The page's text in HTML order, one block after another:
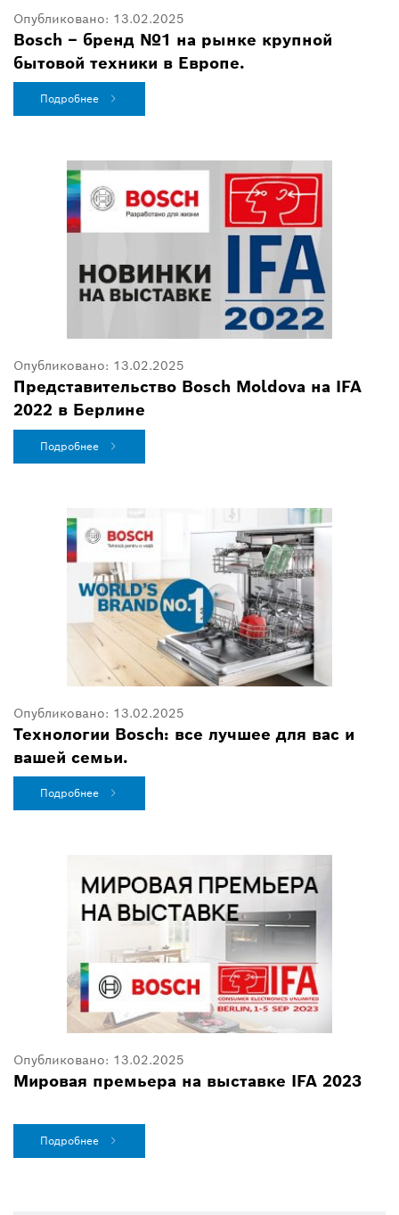
Опубликовано: 13.02.2025
Bosch – бренд №1 на рынке крупной
бытовой техники в Европе.
Подробнее
Опубликовано: 13.02.2025
Представительство Bosch Moldova на IFA
2022 в Берлине
Подробнее
Опубликовано: 13.02.2025
Технологии Bosch: все лучшее для вас и
вашей семьи.
Подробнее
Опубликовано: 13.02.2025
Мировая премьера на выставке IFA 2023
Подробнее